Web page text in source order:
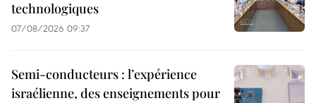
technologiques
07/08/2026 09:37
Semi-conducteurs : l’expérience
israélienne, des enseignements pour